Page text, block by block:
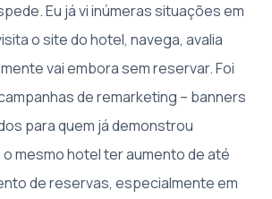
Eu já vi inúmeras situações em
o site do hotel, navega, avalia
vai embora sem reservar. Foi
de remarketing – banners
para quem já demonstrou
mesmo hotel ter aumento de até
de reservas, especialmente em